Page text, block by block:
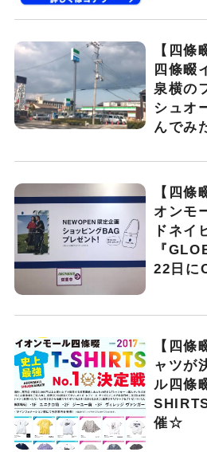
【四
四條畷
泉横の
シュ
んでみ
【四
オンモ
ドネイ
『
22日に
【四
ャツが
ル四條
催☆